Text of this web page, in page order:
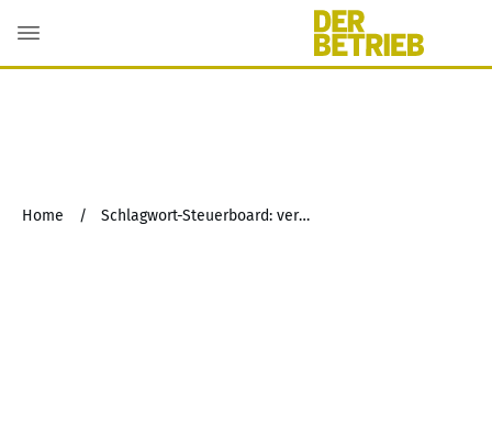
Home / Schlagwort-Steuerboard: vermögensverwaltende Tätigkeit